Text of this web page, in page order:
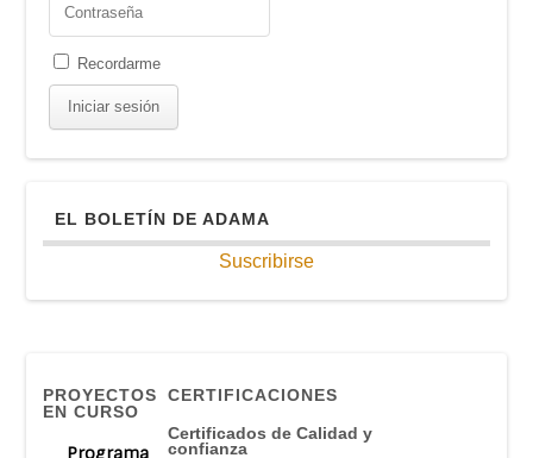
Recordarme
EL BOLETÍN DE ADAMA
Suscribirse
PROYECTOS
EN CURSO
Programa
CERTIFICACIONES
Certificados de Calidad y
confianza